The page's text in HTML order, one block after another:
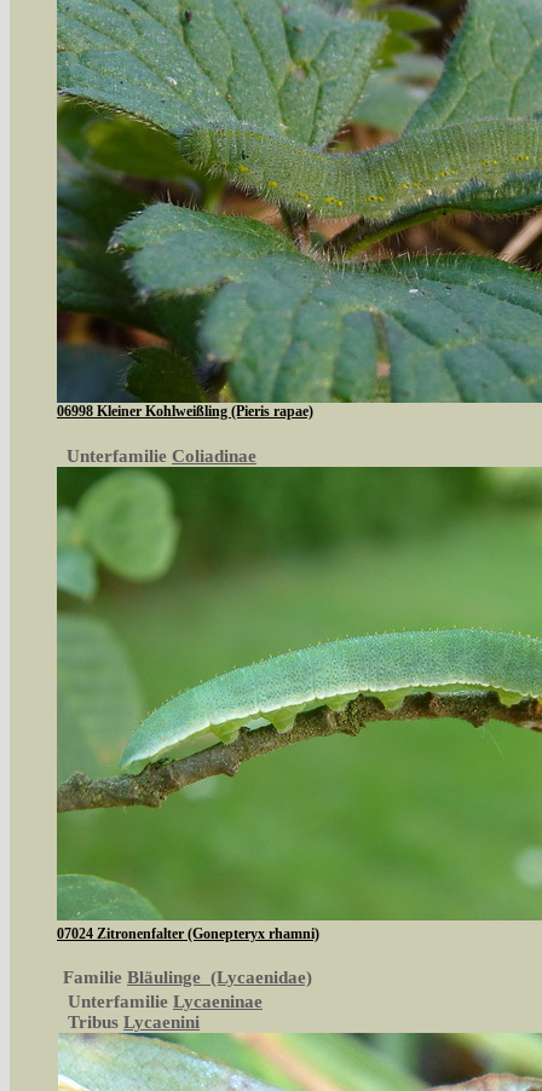
06998 Kleiner Kohlweißling (Pieris rapae)
Unterfamilie Coliadinae
07024 Zitronenfalter (Gonepteryx rhamni)
Familie Bläulinge (Lycaenidae)
Unterfamilie Lycaeninae
Tribus Lycaenini